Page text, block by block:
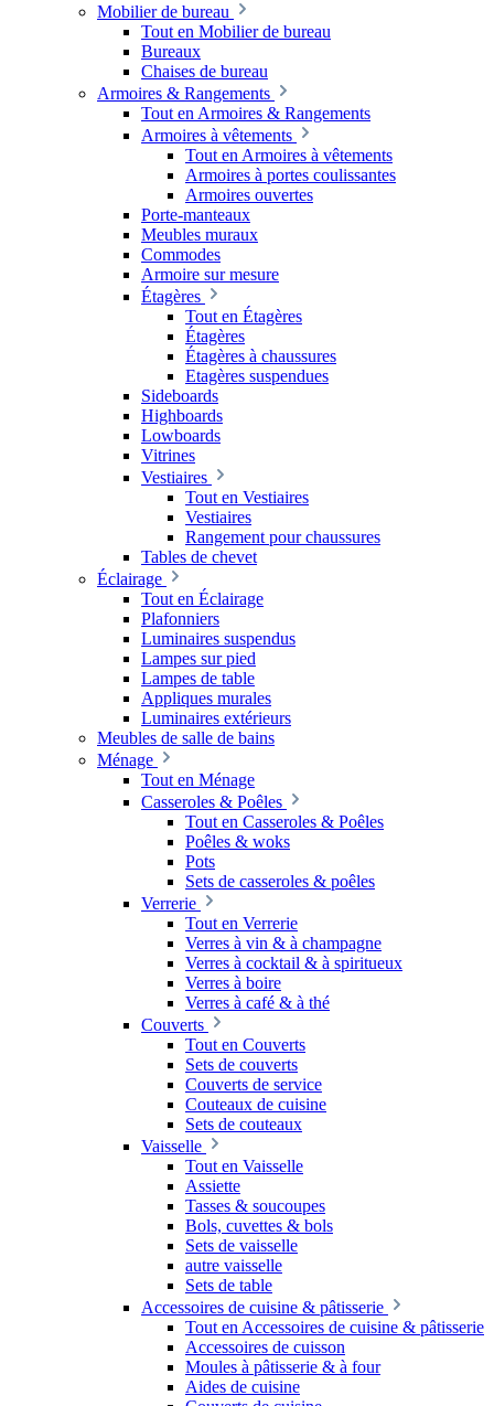
Mobilier de bureau
Tout en Mobilier de bureau
Bureaux
Chaises de bureau
Armoires & Rangements
Tout en Armoires & Rangements
Armoires à vêtements
Tout en Armoires à vêtements
Armoires à portes coulissantes
Armoires ouvertes
Porte-manteaux
Meubles muraux
Commodes
Armoire sur mesure
Étagères
Tout en Étagères
Étagères
Étagères à chaussures
Etagères suspendues
Sideboards
Highboards
Lowboards
Vitrines
Vestiaires
Tout en Vestiaires
Vestiaires
Rangement pour chaussures
Tables de chevet
Éclairage
Tout en Éclairage
Plafonniers
Luminaires suspendus
Lampes sur pied
Lampes de table
Appliques murales
Luminaires extérieurs
Meubles de salle de bains
Ménage
Tout en Ménage
Casseroles & Poêles
Tout en Casseroles & Poêles
Poêles & woks
Pots
Sets de casseroles & poêles
Verrerie
Tout en Verrerie
Verres à vin & à champagne
Verres à cocktail & à spiritueux
Verres à boire
Verres à café & à thé
Couverts
Tout en Couverts
Sets de couverts
Couverts de service
Couteaux de cuisine
Sets de couteaux
Vaisselle
Tout en Vaisselle
Assiette
Tasses & soucoupes
Bols, cuvettes & bols
Sets de vaisselle
autre vaisselle
Sets de table
Accessoires de cuisine & pâtisserie
Tout en Accessoires de cuisine & pâtisserie
Accessoires de cuisson
Moules à pâtisserie & à four
Aides de cuisine